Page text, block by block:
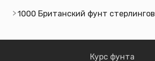
1000 Британский фунт стерлингов
Курс фунта